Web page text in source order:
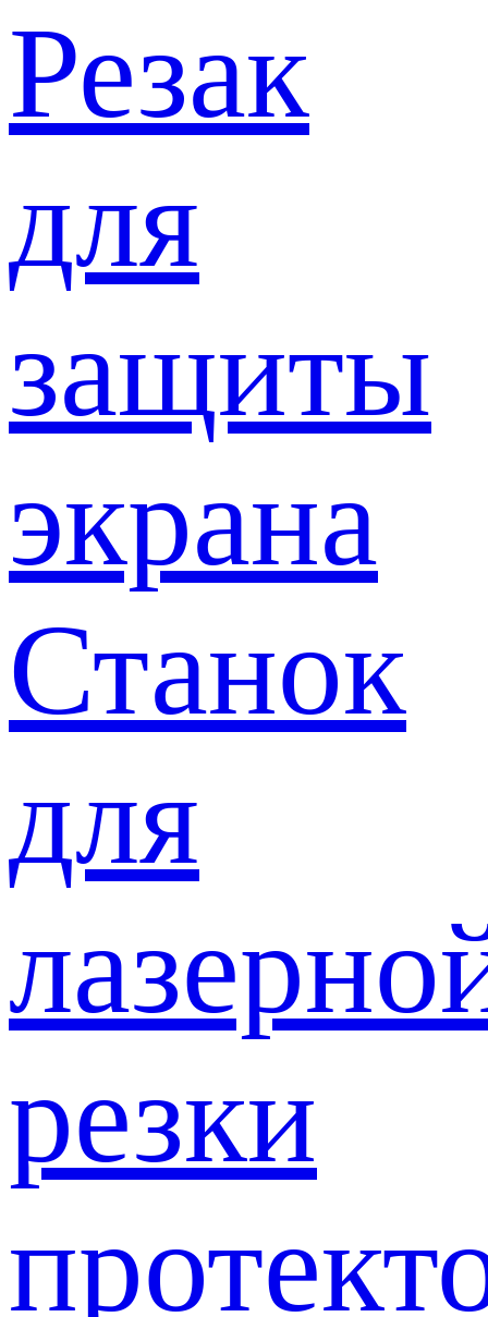
Резак
для
защиты
экрана
Станок
для
резки